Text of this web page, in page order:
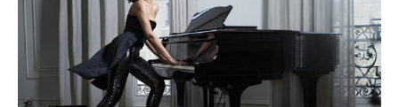
Pro děti
edu
Vše o ČT